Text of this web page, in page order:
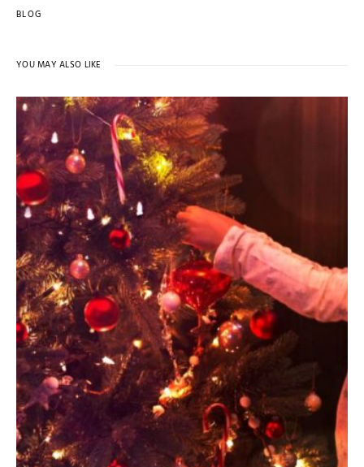
BLOG
YOU MAY ALSO LIKE